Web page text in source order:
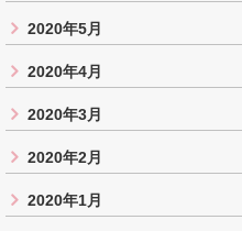
2020年5月
2020年4月
2020年3月
2020年2月
2020年1月